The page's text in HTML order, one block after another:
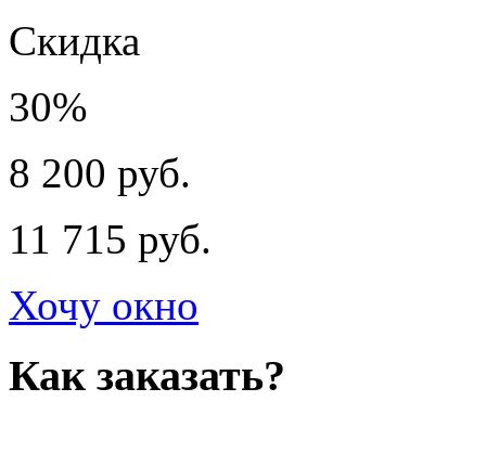
Скидка
30%
8 200 руб.
11 715 руб.
Хочу окно
Как заказать?